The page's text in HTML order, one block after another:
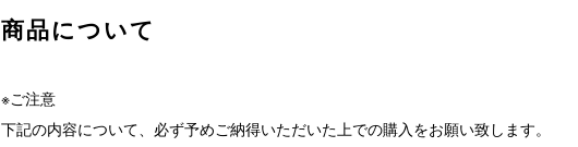
商品について
※ご注意
下記の内容について、必ず予めご納得いただいた上での購入をお願い致します。